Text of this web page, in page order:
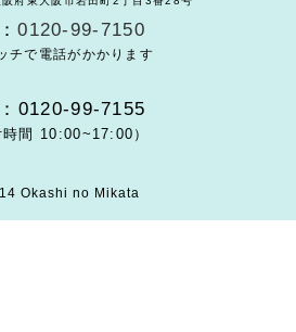
0120-99-7150
チで電話がかかります
0120-99-7155
時間 10:00~17:00）
Okashi no Mikata